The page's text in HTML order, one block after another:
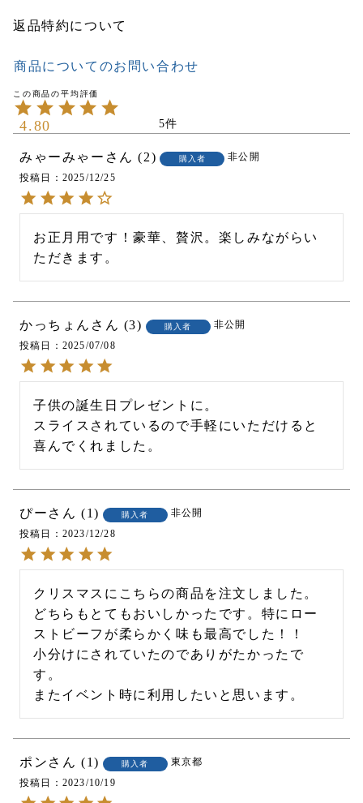
返品特約について
商品についてのお問い合わせ
4.80 5
みゃーみゃー 2 購入者
非公開
投稿日
2025/12/25
お正月用です！豪華、贅沢。楽しみながらい
ただきます。
かっちょん 3 購入者
非公開
投稿日
2025/07/08
子供の誕生日プレゼントに。
スライスされているので手軽にいただけると
喜んでくれました。
ぴー 1 購入者
非公開
投稿日
2023/12/28
クリスマスにこちらの商品を注文しました。
どちらもとてもおいしかったです。特にロー
ストビーフが柔らかく味も最高でした！！
小分けにされていたのでありがたかったで
す。
またイベント時に利用したいと思います。
ポン 1 購入者
東京都
投稿日
2023/10/19